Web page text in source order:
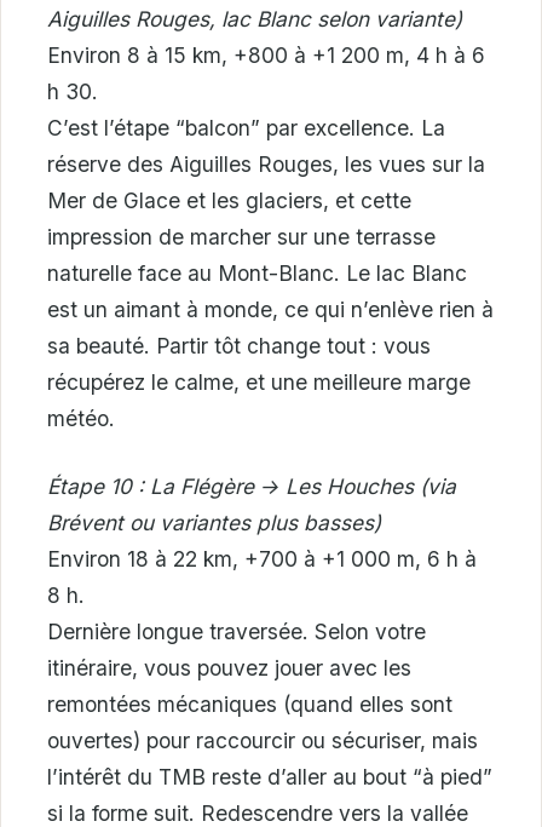
Aiguilles Rouges, lac Blanc selon variante)
Environ 8 à 15 km, +800 à +1 200 m, 4 h à 6
h 30.
C’est l’étape “balcon” par excellence. La
réserve des Aiguilles Rouges, les vues sur la
Mer de Glace et les glaciers, et cette
impression de marcher sur une terrasse
naturelle face au Mont-Blanc. Le lac Blanc
est un aimant à monde, ce qui n’enlève rien à
sa beauté. Partir tôt change tout : vous
récupérez le calme, et une meilleure marge
météo.
Étape 10 : La Flégère → Les Houches (via
Brévent ou variantes plus basses)
Environ 18 à 22 km, +700 à +1 000 m, 6 h à
8 h.
Dernière longue traversée. Selon votre
itinéraire, vous pouvez jouer avec les
remontées mécaniques (quand elles sont
ouvertes) pour raccourcir ou sécuriser, mais
l’intérêt du TMB reste d’aller au bout “à pied”
si la forme suit. Redescendre vers la vallée